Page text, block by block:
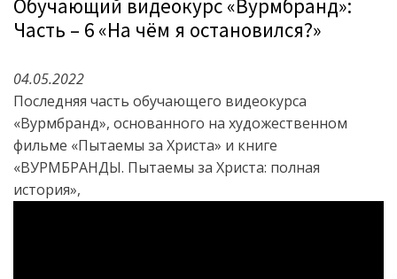
Обучающий видеокурс «Вурмбранд»:
Часть – 6 «На чём я остановился?»
04.05.2022
Последняя часть обучающего видеокурса
«Вурмбранд», основанного на художественном
фильме «Пытаемы за Христа» и книге
«ВУРМБРАНДЫ. Пытаемы за Христа: полная
история»,